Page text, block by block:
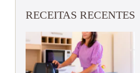
RECEITAS RECENTES